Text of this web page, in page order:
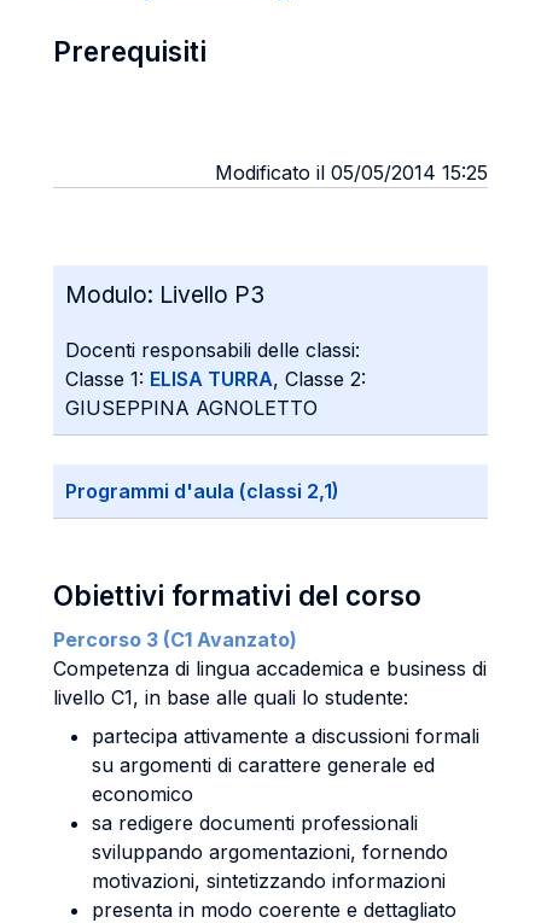
Prerequisiti
Modificato il 05/05/2014 15:25
Modulo: Livello P3
Docenti responsabili delle classi:
Classe 1: ELISA TURRA, Classe 2:
GIUSEPPINA AGNOLETTO
Programmi d'aula (classi 2,1)
Obiettivi formativi del corso
Percorso 3 (C1 Avanzato)
Competenza di lingua accademica e business di
livello C1, in base alle quali lo studente:
partecipa attivamente a discussioni formali
su argomenti di carattere generale ed
economico
sa redigere documenti professionali
sviluppando argomentazioni, fornendo
motivazioni, sintetizzando informazioni
presenta in modo coerente e dettagliato